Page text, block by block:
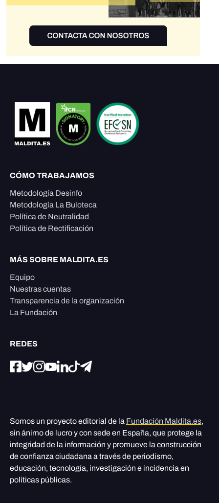
CÓMO TRABAJAMOS
Metodología Desinfo
Metodología La Buloteca
Política de Neutralidad
Política de Rectificación
MÁS SOBRE MALDITA.ES
Equipo
Nuestras cuentas
Transparencia de la organización
La Fundación
REDES
Somos un proyecto editorial de la Fundación Maldita.es,
sin ánimo de lucro y con sede en España, que protege la
integridad de la información y promueve la construcción
de confianza ciudadana a través de periodismo,
educación, tecnología, investigación e incidencia en
políticas públicas.